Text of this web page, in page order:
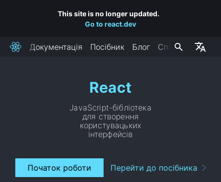
This site is no longer updated.
Go to react.dev
ReactДокументація Посібник Блог Спільнота
React
JavaScript-бібліотека
для створення
користувацьких
інтерфейсів
Початок роботи Перейти до посібника